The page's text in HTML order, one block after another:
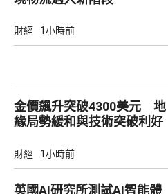
財經 1小時前
金價飆升突破4300美元 地
緣局勢緩和與技術突破利好
財經 1小時前
英國AI研究所測試AI智能體